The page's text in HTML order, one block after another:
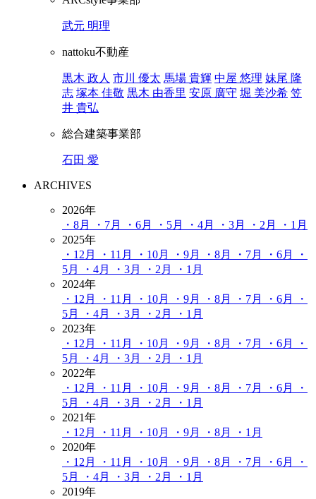
武元 明理
nattoku不動産
黒木 政人 市川 優太 馬場 貴輝 中屋 悠理 妹尾 隆
志 塚本 佳敬 黒木 由香里 安原 廣守 堀 美沙希 笠
井 貴弘
総合建築事業部
石田 愛
ARCHIVES
2026年
・8月
・7月 ・6月 ・5月 ・4月 ・3月 ・2月
・1月
2025年
・12月
・11月 ・10月 ・9月 ・8月 ・7月 ・6月
・
5月
・4月 ・3月 ・2月
・1月
2024年
・12月
・11月 ・10月 ・9月 ・8月 ・7月 ・6月
・
5月
・4月 ・3月 ・2月
・1月
2023年
・12月
・11月 ・10月 ・9月 ・8月 ・7月 ・6月
・
5月
・4月 ・3月 ・2月
・1月
2022年
・12月
・11月 ・10月 ・9月 ・8月 ・7月 ・6月
・
5月
・4月 ・3月 ・2月
・1月
2021年
・12月
・11月 ・10月 ・9月 ・8月
・1月
2020年
・12月
・11月 ・10月 ・9月 ・8月 ・7月 ・6月
・
5月
・4月 ・3月 ・2月
・1月
2019年